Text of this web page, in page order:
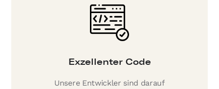
Exzellenter Code
Unsere Entwickler sind darauf